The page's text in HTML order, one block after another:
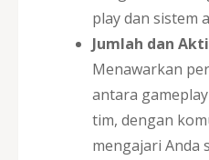
play dan sistem
Jumlah dan
Menawarkan
antara
tim, dengan
mengajari Anda